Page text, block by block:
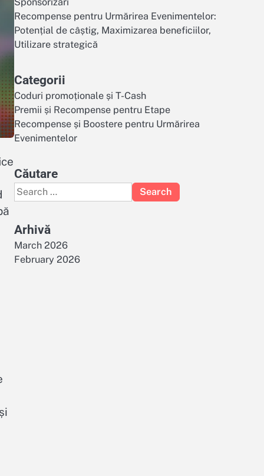
Recompense pentru Urmărirea Evenimentelor:
Potențial de câștig, Maximizarea beneficiilor,
Utilizare strategică
Categorii
Coduri promoționale și T-Cash
Premii și Recompense pentru Etape
Recompense și Boostere pentru Urmărirea
Evenimentelor
Căutare
Search
for:
Arhivă
March 2026
February 2026